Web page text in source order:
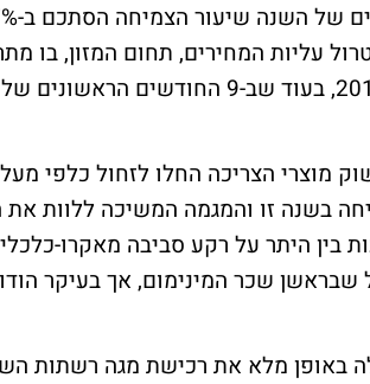
עליות המחירים, תחום המזון, בו
צמח בשיעור של 2.8% בשנת 2018, בעוד
בין היתר על רקע סביבה מאקרו-
שכר המינימום, אך בעיקר
באופן מלא את רכישת מגה רשתות